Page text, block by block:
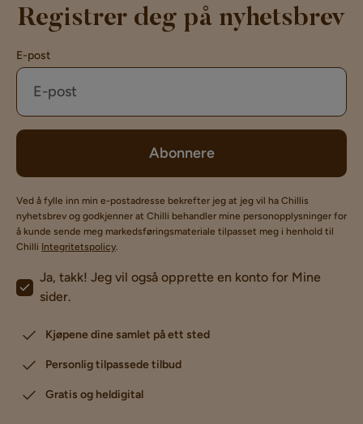
Registrer deg på nyhetsbrev
E-post
Abonnere
Ved å fylle inn min e-postadresse bekrefter jeg at jeg vil ha Chillis
nyhetsbrev og godkjenner at Chilli behandler mine personopplysninger for
å kunde sende meg markedsføringsmateriale tilpasset meg i henhold til
Chilli Integritetspolicy.
Ja, takk! Jeg vil også opprette en konto for Mine
sider.
Kjøpene dine samlet på ett sted
Personlig tilpassede tilbud
Gratis og heldigital